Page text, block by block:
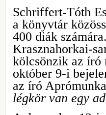
Schriffert-Tóth
a könyvtár
400 diák
Krasznahorkai-
kölcsönzik az író
október 9-i
az író
légkör van egy